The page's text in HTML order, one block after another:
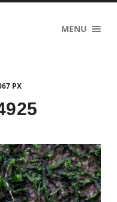
MENU
PX